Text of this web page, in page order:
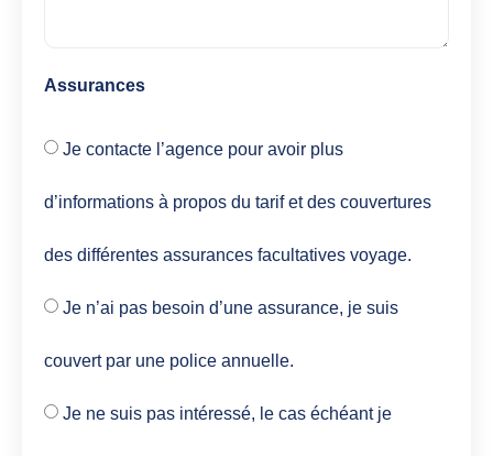
Assurances
Je contacte l’agence pour avoir plus
d’informations à propos du tarif et des couvertures
des différentes assurances facultatives voyage.
Je n’ai pas besoin d’une assurance, je suis
couvert par une police annuelle.
Je ne suis pas intéressé, le cas échéant je